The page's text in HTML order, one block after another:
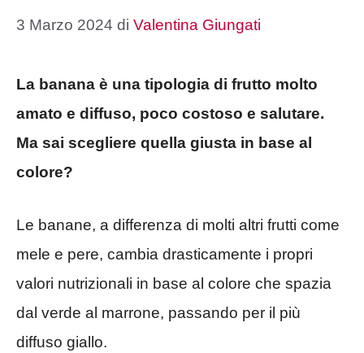
3 Marzo 2024 di Valentina Giungati
La banana è una tipologia di frutto molto
amato e diffuso, poco costoso e salutare.
Ma sai scegliere quella giusta in base al
colore?
Le banane, a differenza di molti altri frutti come
mele e pere, cambia drasticamente i propri
valori nutrizionali in base al colore che spazia
dal verde al marrone, passando per il più
diffuso giallo.